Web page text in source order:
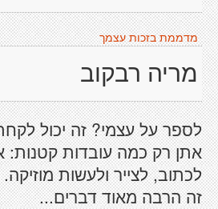
מדממת בזכות עצמך
מריה רבקוב
לספר על עצמי? זה יכול
אתן רק כמה עובדות קטנות:
לכתוב, לצייר ולעשות
זה הרבה מאוד דברים...